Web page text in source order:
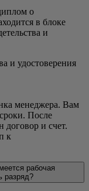
о
в блоке
и
менеджера. Вам
После
договор и счет.
к
рабочая
разряд?